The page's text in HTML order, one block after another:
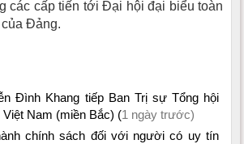
các cấp tiến tới Đại hội đại biểu toàn
Đảng.
Đình Khang tiếp Ban Trị sự Tổng hội
Việt Nam (miền Bắc) (1 ngày trước)
chính sách đối với người có uy tín